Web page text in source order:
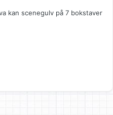
kan scenegulv på 7 bokstaver